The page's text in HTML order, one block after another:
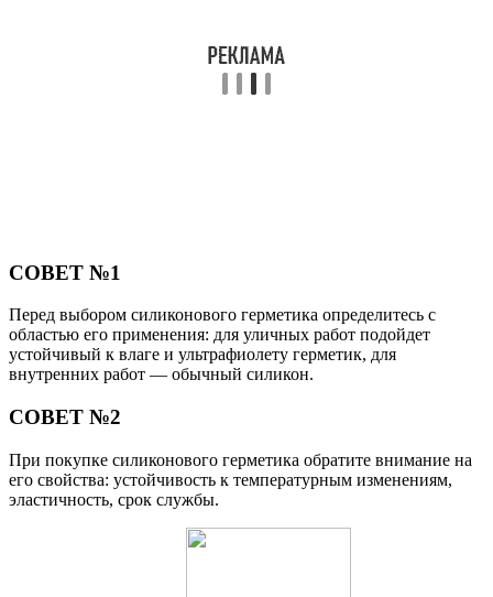
СОВЕТ №1
Перед выбором силиконового герметика определитесь с
областью его применения: для уличных работ подойдет
устойчивый к влаге и ультрафиолету герметик, для
внутренних работ — обычный силикон.
СОВЕТ №2
При покупке силиконового герметика обратите внимание на
его свойства: устойчивость к температурным изменениям,
эластичность, срок службы.